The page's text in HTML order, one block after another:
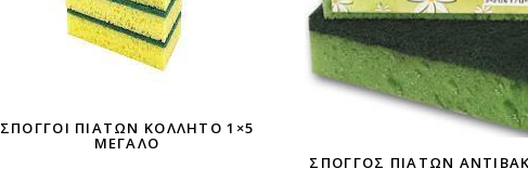
ΣΠΌΓΓΟΙ ΠΙΆΤΩΝ ΚΟΛΛΗΤΌ 1×5
ΜΕΓΆΛΟ
ΣΠΌΓΓΟΣ ΠΙΆΤΩΝ